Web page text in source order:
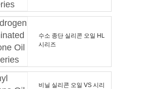
수소 종단 실리콘 오일 HL
시리즈
비닐 실리콘 오일 VS 시리